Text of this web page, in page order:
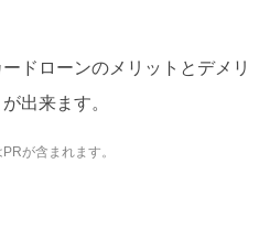
ドローンのメリットとデメリ
出来ます。
が含まれます。